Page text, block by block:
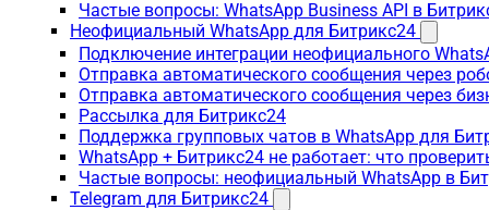
Частые вопросы: WhatsApp Business API в
Неофициальный WhatsApp для Битрикс24
Подключение интеграции неофициального
Отправка автоматического сообщения через
Отправка автоматического сообщения через
Рассылка для Битрикс24
Поддержка групповых чатов в WhatsApp для
WhatsApp + Битрикс24 не работает: что
Частые вопросы: неофициальный WhatsApp в
Telegram для Битрикс24